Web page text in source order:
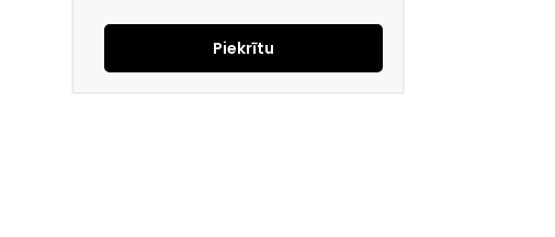
Piekrītu